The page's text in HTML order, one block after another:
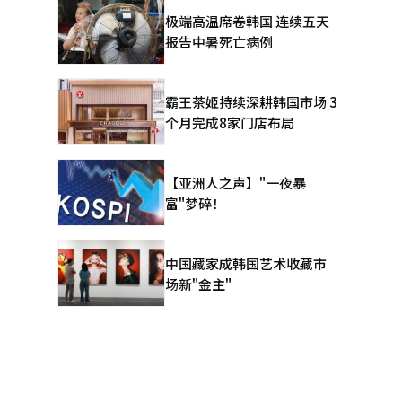
疑人调
极端高温席卷韩国 连续五天
报告中暑死亡病例
霸王茶姬持续深耕韩国市场 3
个月完成8家门店布局
【亚洲人之声】"一夜暴
富"梦碎！
中国藏家成韩国艺术收藏市
场新"金主"